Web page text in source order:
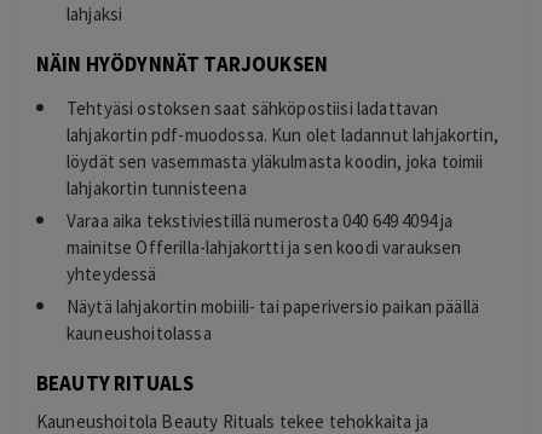
lahjaksi
NÄIN HYÖDYNNÄT TARJOUKSEN
Tehtyäsi ostoksen saat sähköpostiisi ladattavan
lahjakortin pdf-muodossa. Kun olet ladannut lahjakortin,
löydät sen vasemmasta yläkulmasta koodin, joka toimii
lahjakortin tunnisteena
Varaa aika tekstiviestillä numerosta 040 649 4094 ja
mainitse Offerilla-lahjakortti ja sen koodi varauksen
yhteydessä
Näytä lahjakortin mobiili- tai paperiversio paikan päällä
kauneushoitolassa
BEAUTY RITUALS
Kauneushoitola Beauty Rituals tekee tehokkaita ja